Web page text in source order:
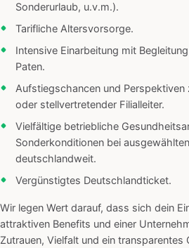
Sonderurlaub, u.v.m.).
Tarifliche Altersvorsorge.
Intensive Einarbeitung mit
Paten.
Aufstiegschancen und
oder stellvertretender Filialleiter.
Vielfältige betriebliche
Sonderkonditionen bei
deutschlandweit.
Vergünstigtes Deutschlandticket.
Wir legen Wert darauf, dass sich dein
attraktiven Benefits und einer
Zutrauen, Vielfalt und ein transparentes